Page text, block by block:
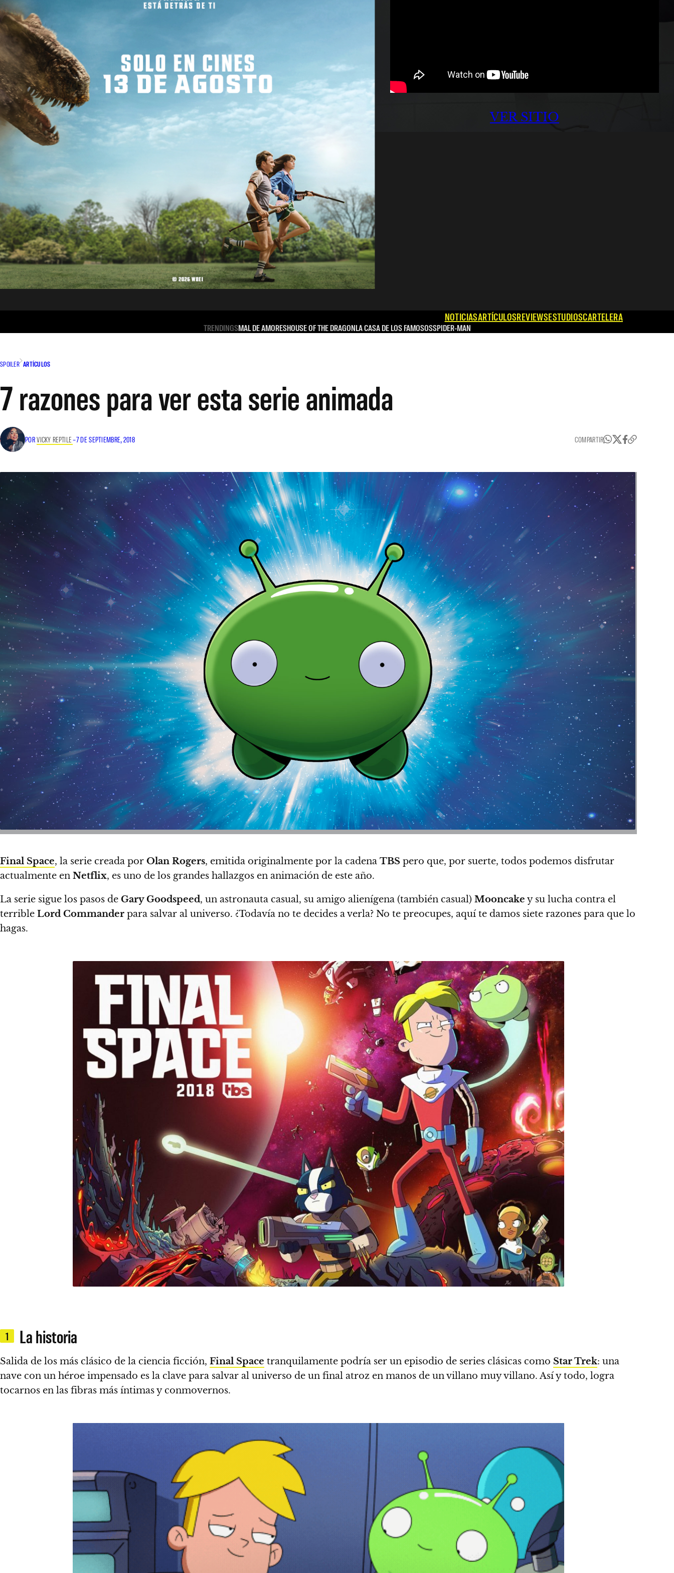
VER SITIO
NOTICIASARTÍCULOSREVIEWSESTUDIOSCARTELERA
TRENDINGSMAL DE AMORESHOUSE OF THE DRAGONLA CASA DE LOS FAMOSOSSPIDER-MAN
SPOILER ARTÍCULOS
7 razones para ver esta serie animada
PORVICKY REPTILE–7 DE SEPTIEMBRE, 2018 COMPARTIR
Final Space, la serie creada por Olan Rogers, emitida originalmente por la cadena TBS pero que, por suerte, todos podemos disfrutar
actualmente en Netflix, es uno de los grandes hallazgos en animación de este año.
La serie sigue los pasos de Gary Goodspeed, un astronauta casual, su amigo alienígena (también casual) Mooncake y su lucha contra el
terrible Lord Commander para salvar al universo. ¿Todavía no te decides a verla? No te preocupes, aquí te damos siete razones para que lo
hagas.
1 La historia
Salida de los más clásico de la ciencia ficción, Final Space tranquilamente podría ser un episodio de series clásicas como Star Trek: una
nave con un héroe impensado es la clave para salvar al universo de un final atroz en manos de un villano muy villano. Así y todo, logra
tocarnos en las fibras más íntimas y conmovernos.